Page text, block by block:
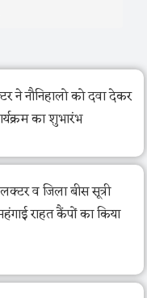
ने नौनिहालो को दवा देकर
का शुभारंभ
व जिला बीस सूत्री
राहत कैंपों का किया